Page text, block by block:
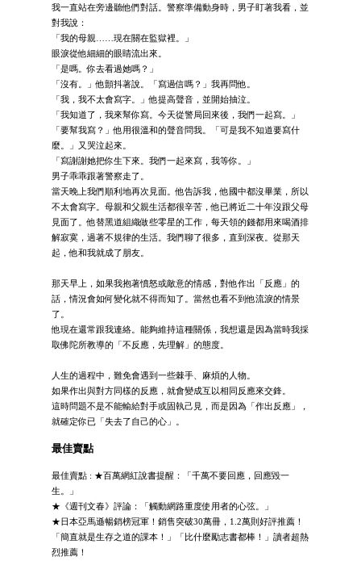
我一直站在旁邊聽他們對話。警察準備動身時，男子盯著我看，並
對我說：
「我的母親……現在關在監獄裡。」
眼淚從他細細的眼睛流出來。
「是嗎。你去看過她嗎？」
「沒有。」他顫抖著說。「寫過信嗎？」我再問他。
「我，我不太會寫字。」他提高聲音，並開始抽泣。
「我知道了，我來幫你寫。今天從警局回來後，我們一起寫。」
「要幫我寫？」他用很溫和的聲音問我。「可是我不知道要寫什
麼。」又哭泣起來。
「寫謝謝她把你生下來。我們一起來寫，我等你。」
男子乖乖跟著警察走了。
當天晚上我們順利地再次見面。他告訴我，他國中都沒畢業，所以
不太會寫字。母親和父親生活都很辛苦，他已將近二十年沒跟父母
見面了。他替黑道組織做些零星的工作，每天領的錢都用來喝酒排
解寂寞，過著不規律的生活。我們聊了很多，直到深夜。從那天
起，他和我就成了朋友。
那天早上，如果我抱著憤怒或敵意的情感，對他作出「反應」的
話，情況會如何變化就不得而知了。當然也看不到他流淚的情景
了。
他現在還常跟我連絡。能夠維持這種關係，我想還是因為當時我採
取佛陀所教導的「不反應，先理解」的態度。
人生的過程中，難免會遇到一些棘手、麻煩的人物。
如果作出與對方同樣的反應，就會變成互以相同反應來交鋒。
這時問題不是不能輸給對手或固執己見，而是因為「作出反應」，
就確定你已「失去了自己的心」。
最佳賣點
最佳賣點 : ★百萬網紅說書提醒：「千萬不要回應，回應毀一
生。」
★《週刊文春》評論：「觸動網路重度使用者的心弦。」
★日本亞馬遜暢銷榜冠軍！銷售突破30萬冊，1.2萬則好評推薦！
「簡直就是生存之道的課本！」「比什麼勵志書都棒！」讀者超熱
烈推薦！